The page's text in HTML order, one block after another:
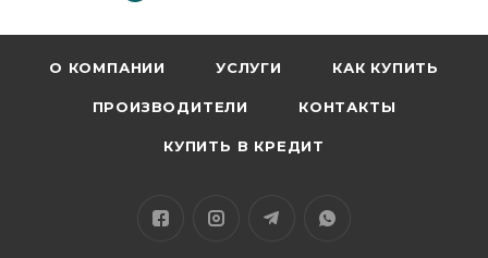
О КОМПАНИИ УСЛУГИ КАК КУПИТЬ
ПРОИЗВОДИТЕЛИ КОНТАКТЫ
КУПИТЬ В КРЕДИТ